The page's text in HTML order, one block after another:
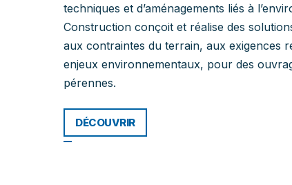
techniques et d’aménagements liés à
Construction conçoit et réalise des
aux contraintes du terrain, aux exigences
enjeux environnementaux, pour des
pérennes.
DÉCOUVRIR